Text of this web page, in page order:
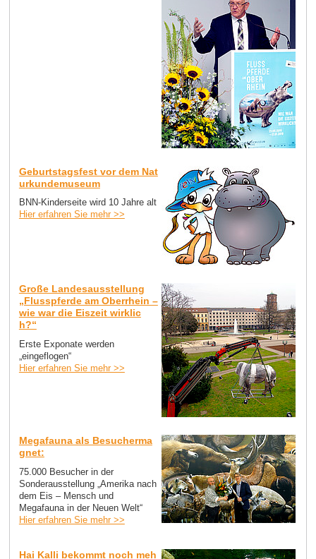
Geburtstagsfest vor dem Nat
urkundemuseum
BNN-Kinderseite wird 10 Jahre alt
Hier erfahren Sie mehr >>
Große Landesausstellung
„Flusspferde am Oberrhein –
wie war die Eiszeit wirklic
h?“
Erste Exponate werden
„eingeflogen“
Hier erfahren Sie mehr >>
Megafauna als Besucherma
gnet:
75.000 Besucher in der
Sonderausstellung „Amerika nach
dem Eis – Mensch und
Megafauna in der Neuen Welt“
Hier erfahren Sie mehr >>
Hai Kalli bekommt noch meh